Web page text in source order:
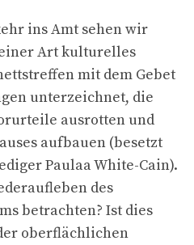
ins Amt sehen wir
Art kulturelles
mit dem Gebet
unterzeichnet, die
ausrotten und
aufbauen (besetzt
Paulaa White-Cain).
des
betrachten? Ist dies
oberflächlichen